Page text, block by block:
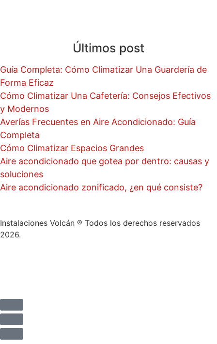
Últimos post
Guía Completa: Cómo Climatizar Una Guardería de
Forma Eficaz
Cómo Climatizar Una Cafetería: Consejos Efectivos
y Modernos
Averías Frecuentes en Aire Acondicionado: Guía
Completa
Cómo Climatizar Espacios Grandes
Aire acondicionado que gotea por dentro: causas y
soluciones
Aire acondicionado zonificado, ¿en qué consiste?
Instalaciones Volcán ® Todos los derechos reservados
2026.